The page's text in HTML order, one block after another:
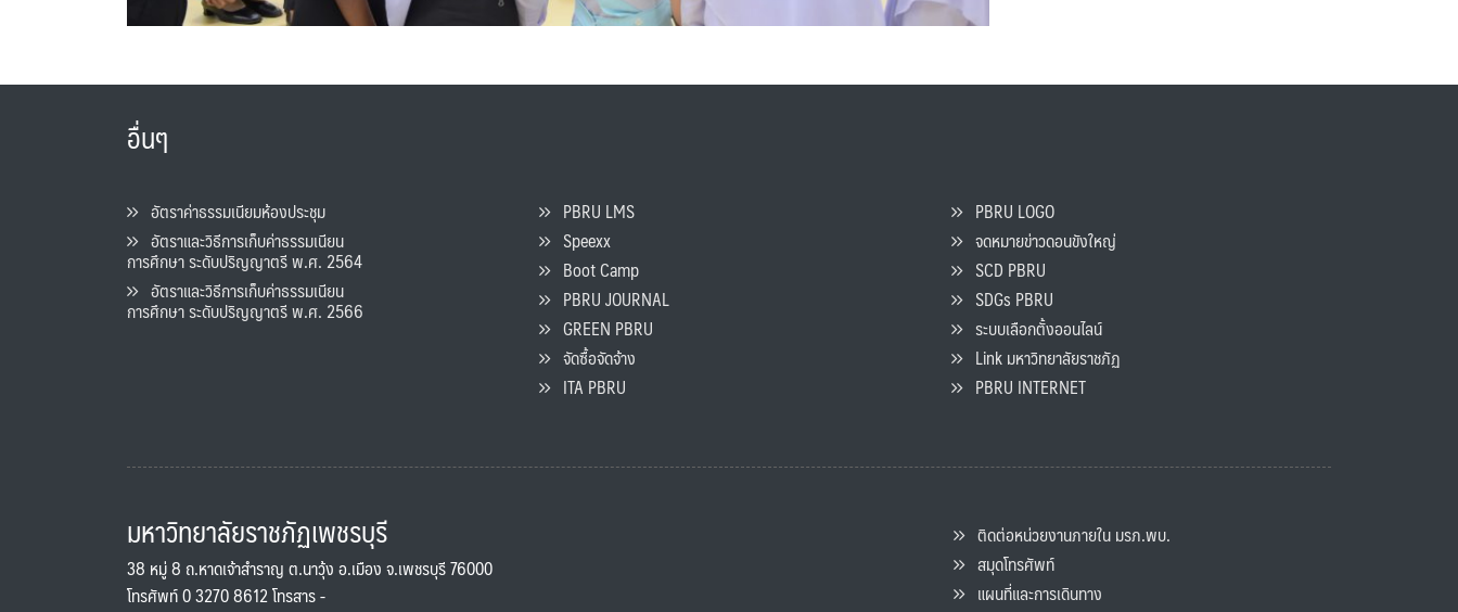
อื่นๆ
อัตราค่าธรรมเนียมห้องประชุม
อัตราและวิธีการเก็บค่าธรรมเนียน
การศึกษา ระดับปริญญาตรี พ.ศ. 2564
อัตราและวิธีการเก็บค่าธรรมเนียน
การศึกษา ระดับปริญญาตรี พ.ศ. 2566
PBRU LMS
Speexx
Boot Camp
PBRU JOURNAL
GREEN PBRU
จัดซื้อจัดจ้าง
ITA PBRU
PBRU LOGO
จดหมายข่าวดอนขังใหญ่
SCD PBRU
SDGs PBRU
ระบบเลือกตั้งออนไลน์
Link มหาวิทยาลัยราชภัฏ
PBRU INTERNET
มหาวิทยาลัยราชภัฏเพชรบุรี
38 หมู่ 8 ถ.หาดเจ้าสำราญ ต.นาวุ้ง อ.เมือง จ.เพชรบุรี 76000
โทรศัพท์ 0 3270 8612 โทรสาร -
ติดต่อหน่วยงานภายใน มรภ.พบ.
สมุดโทรศัพท์
แผนที่และการเดินทาง